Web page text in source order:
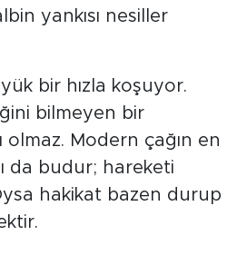
yankısı nesiller
bir hızla koşuyor.
bilmeyen bir
olmaz. Modern çağın en
da budur; hareketi
hakikat bazen durup